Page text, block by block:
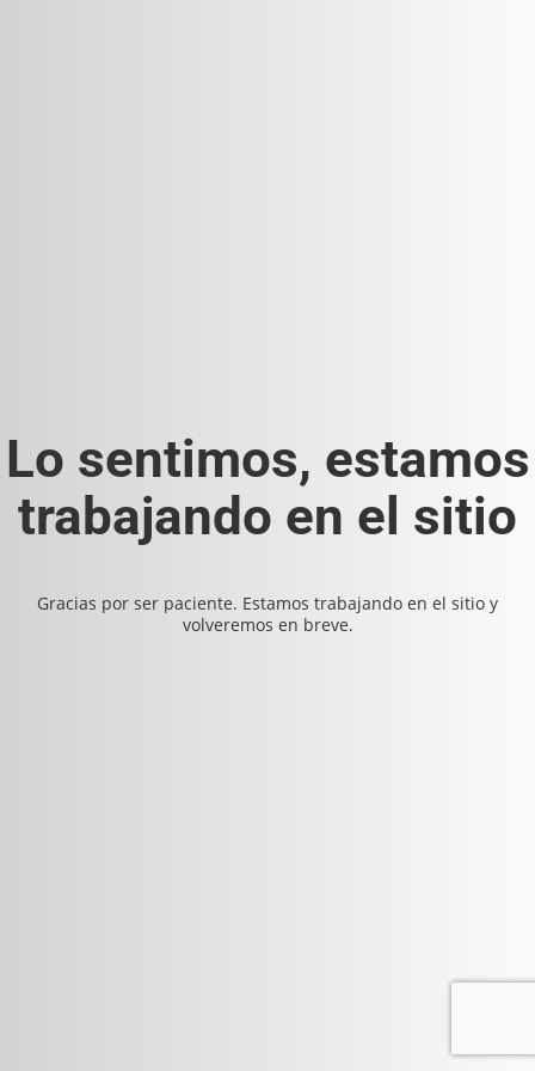
Lo sentimos, estamos
trabajando en el sitio
Gracias por ser paciente. Estamos trabajando en el sitio y
volveremos en breve.